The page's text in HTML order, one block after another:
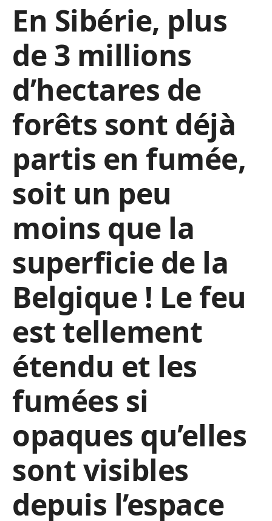
En Sibérie, plus
de 3 millions
d’hectares de
forêts sont déjà
partis en fumée,
soit un peu
moins que la
superficie de la
Belgique ! Le feu
est tellement
étendu et les
fumées si
opaques qu’elles
sont visibles
depuis l’espace